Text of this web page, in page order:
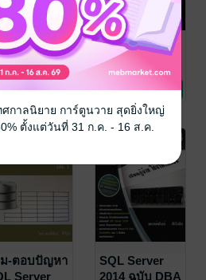
าเว็บแอป
คชั่นด้วย
ร่วมกับ
และ
า ปะสีละเตสัง /
ดยูเคชั่น
พิวเตอร์
Rating
เขียนโปรแกรม
บนฐานข้อมูล
MySQL
สมพงษ์ อริสริยวงศ์
No Rating
ม-ตอบปัญหา
Server
SQL Server
2014 ฉบับ DBA
ศกาลนิยาย การ์ตูนวาย สุดยิ่งใหญ่
ตั้งแต่วันที่ 31 ก.ค. - 16 ส.ค.